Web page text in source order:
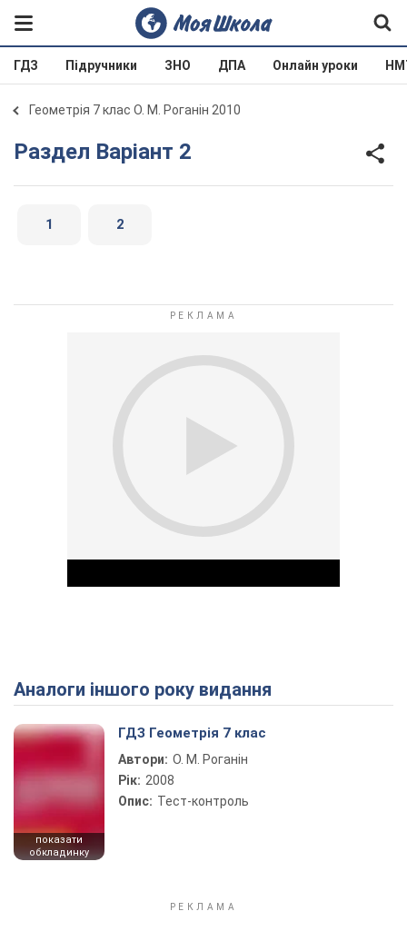
ГДЗ Підручники ЗНО ДПА Онлайн уроки
Геометрія 7 клас О. М. Роганін 2010
Раздел Варіант 2
1 2
Play Video
Аналоги іншого року видання
показати
обкладинку
ГДЗ Геометрія 7 клас
Автори: О. М. Роганін
Рік: 2008
Опис: Тест-контроль